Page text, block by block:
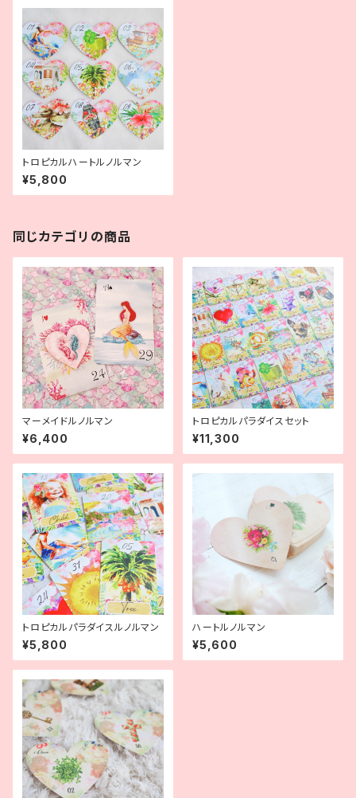
トロピカルハートルノルマン
¥5,800
同じカテゴリの商品
マーメイドルノルマン
¥6,400
トロピカルパラダイスセット
¥11,300
トロピカルパラダイスルノルマン
¥5,800
ハートルノルマン
¥5,600